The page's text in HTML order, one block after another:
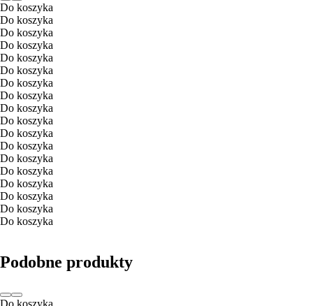
Do koszyka
Do koszyka
Do koszyka
Do koszyka
Do koszyka
Do koszyka
Do koszyka
Do koszyka
Do koszyka
Do koszyka
Do koszyka
Do koszyka
Do koszyka
Do koszyka
Do koszyka
Do koszyka
Do koszyka
Do koszyka
Podobne produkty